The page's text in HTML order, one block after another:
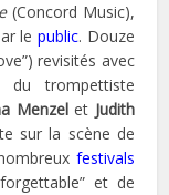
(Concord Music),
lepublic. Douze
revisités avec
du trompettiste
Menzelet Judith
sur la scène de
festivals
et de